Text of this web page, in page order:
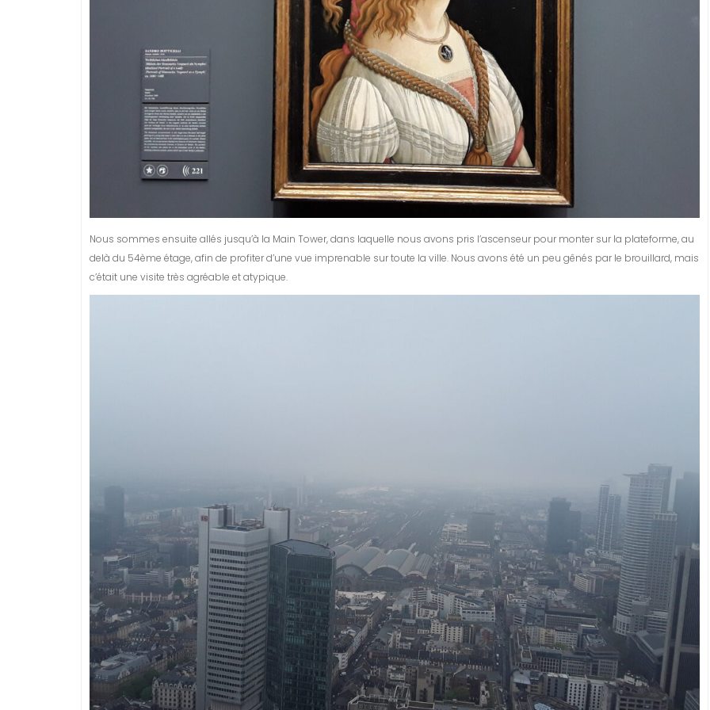
Nous sommes ensuite allés jusqu’à la Main Tower, dans laquelle nous avons pris l’ascenseur pour monter sur la plateforme, au
delà du 54ème étage, afin de profiter d’une vue imprenable sur toute la ville. Nous avons été un peu gênés par le brouillard, mais
c’était une visite très agréable et atypique.